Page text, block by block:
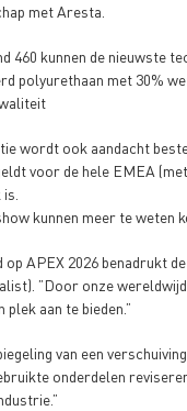
met Aresta.
460 kunnen de nieuwste
polyurethaan met 30%
wordt ook aandacht
voor de hele EMEA
kunnen meer te weten
op APEX 2026 benadrukt
”Door onze
plek aan te bieden.”
van een
onderdelen